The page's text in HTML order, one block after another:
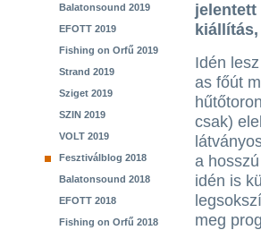
Balatonsound 2019
EFOTT 2019
Fishing on Orfű 2019
Strand 2019
Sziget 2019
SZIN 2019
VOLT 2019
Fesztiválblog 2018
Balatonsound 2018
EFOTT 2018
Fishing on Orfű 2018
jelentett
Idén
as főút
csak)
a
idén is
meg